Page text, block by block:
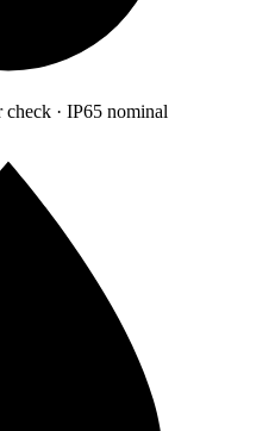
check · IP65 nominal